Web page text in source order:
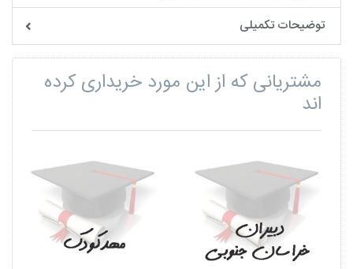
توضیحات تکمیلی
مشتریانی که از این مورد خریداری کرده
اند